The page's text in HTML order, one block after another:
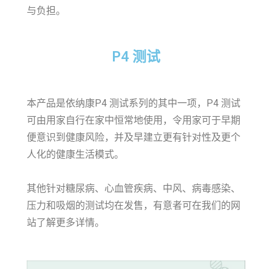
与负担。
P4 测试
本产品是依纳康P4 测试系列的其中一项，P4 测试
可由用家自行在家中恒常地使用，令用家可于早期
便意识到健康风险，并及早建立更有针对性及更个
人化的健康生活模式。
其他针对糖尿病、心血管疾病、中风、病毒感染、
压力和吸烟的测试均在发售，有意者可在我们的网
站了解更多详情。